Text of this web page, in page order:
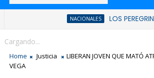
LOS PEREGRINOS DE
Cargando...
Home Justicia
LIBERAN JOVEN QUE MATÓ
VEGA